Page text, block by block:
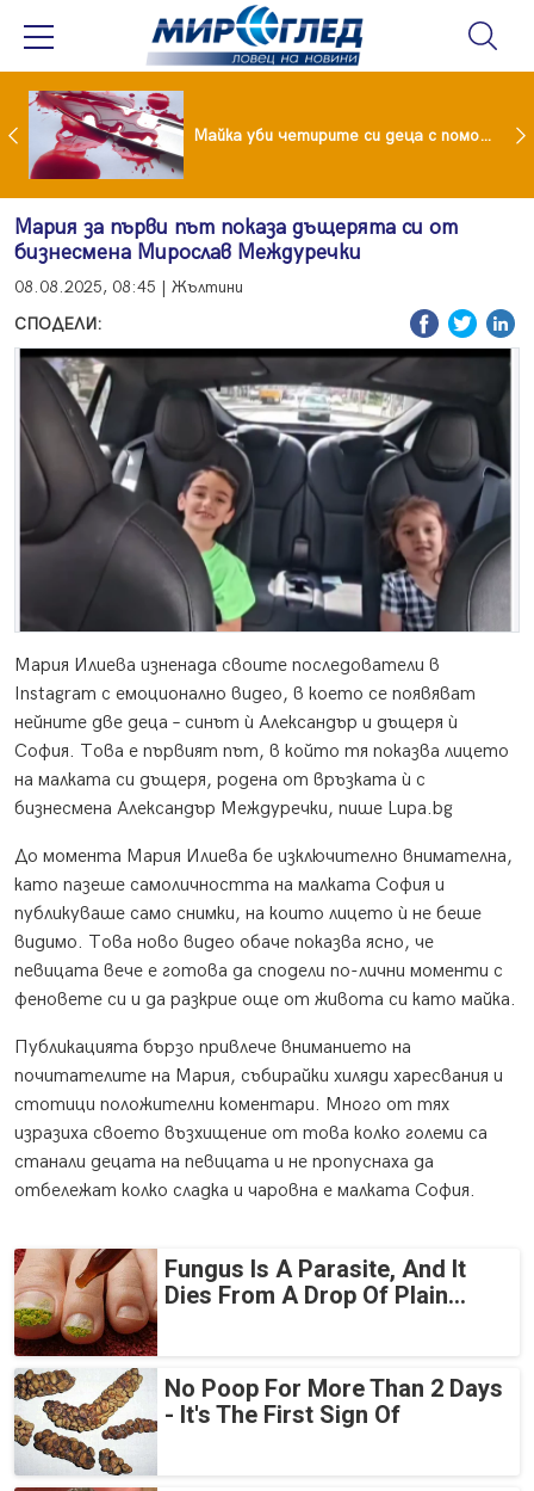
Проф.Кантарджиев: Пазете се от комарите и полово предаваните инфекции Майка уби четирите си деца с помощта на баба им, след което се самоуби
Мария за първи път показа дъщерята си от
бизнесмена Мирослав Междуречки
08.08.2025, 08:45 | Жълтини
СПОДЕЛИ:
Мария Илиева изненада своите последователи в
Instagram с емоционално видео, в което се появяват
нейните две деца – синът ѝ Александър и дъщеря ѝ
София. Това е първият път, в който тя показва лицето
на малката си дъщеря, родена от връзката ѝ с
бизнесмена Александър Междуречки, пише Lupa.bg
До момента Мария Илиева бе изключително внимателна,
като пазеше самоличността на малката София и
публикуваше само снимки, на които лицето ѝ не беше
видимо. Това ново видео обаче показва ясно, че
певицата вече е готова да сподели по-лични моменти с
феновете си и да разкрие още от живота си като майка.
Публикацията бързо привлече вниманието на
почитателите на Мария, събирайки хиляди харесвания и
стотици положителни коментари. Много от тях
изразиха своето възхищение от това колко големи са
станали децата на певицата и не пропуснаха да
отбележат колко сладка и чаровна е малката София.
Fungus Is A Parasite, And It
Dies From A Drop Of Plain...
No Poop For More Than 2 Days
- It's The First Sign Of